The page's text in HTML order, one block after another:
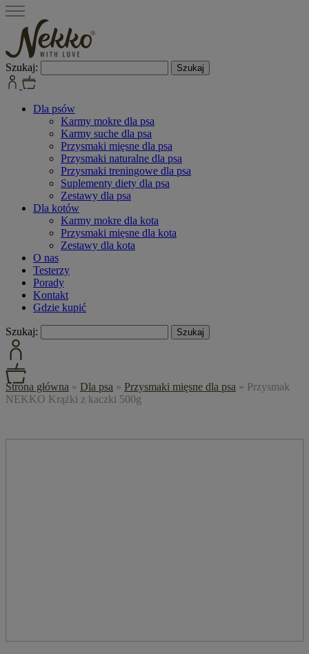
Szukaj:
Dla psów
Karmy mokre dla psa
Karmy suche dla psa
Przysmaki mięsne dla psa
Przysmaki naturalne dla psa
Przysmaki treningowe dla psa
Suplementy diety dla psa
Zestawy dla psa
Dla kotów
Karmy mokre dla kota
Przysmaki mięsne dla kota
Zestawy dla kota
O nas
Testerzy
Porady
Kontakt
Gdzie kupić
Szukaj:
Strona główna » Dla psa » Przysmaki mięsne dla psa » Przysmak
NEKKO Krążki z kaczki 500g